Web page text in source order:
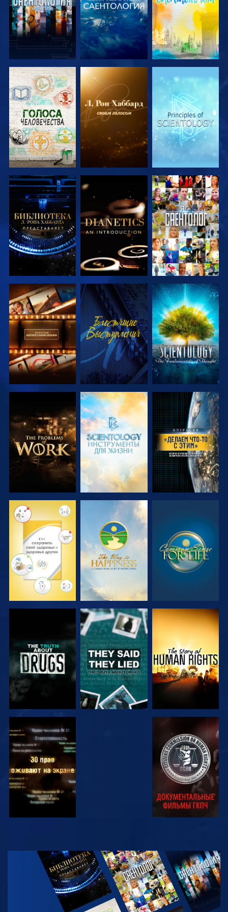
СМОТРЕТЬ
ПЕРЕДАЧИ
СМОТРЕТЬ
ПЕРЕДАЧИ
СМОТРЕТЬ
ПЕРЕДАЧИ
СМОТРЕТЬ
ПЕРЕДАЧИ
СМОТРЕТЬ
ПЕРЕДАЧИ
СМОТРЕТЬ
СМОТРЕТЬ
ПЕРЕДАЧИ
СМОТРЕТЬ
СМОТРЕТЬ
ПЕРЕДАЧИ
СМОТРЕТЬ
ПЕРЕДАЧИ
СМОТРЕТЬ
ПЕРЕДАЧИ
СМОТРЕТЬ
СМОТРЕТЬ СМОТРЕТЬ СМОТРЕТЬ
СМОТРЕТЬ СМОТРЕТЬ
СМОТРЕТЬ СМОТРЕТЬ
СМОТРЕТЬ
СМОТРЕТЬ
ПЕРЕДАЧИ